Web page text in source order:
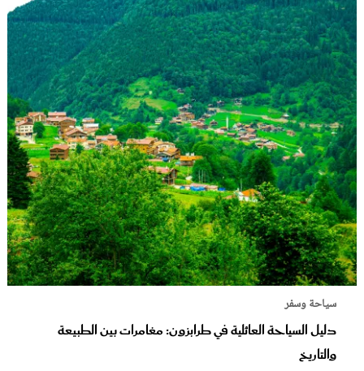
سياحة وسفر
دليل السياحة العائلية في طرابزون: مغامرات بين الطبيعة
والتاريخ